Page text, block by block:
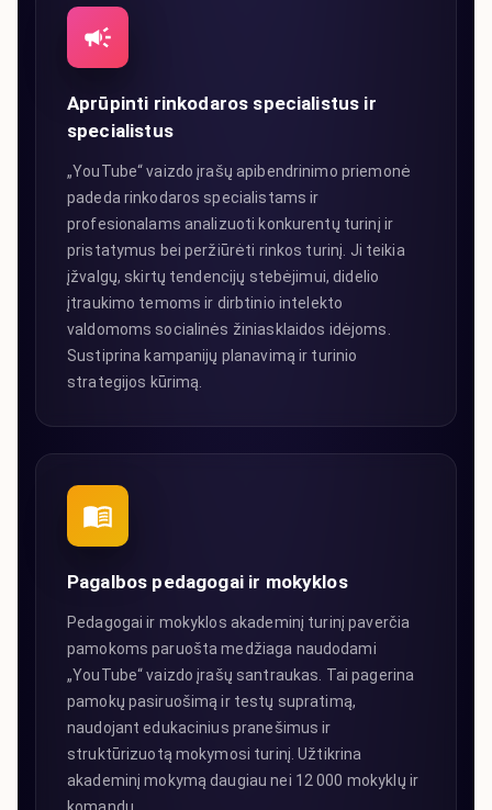
Aprūpinti rinkodaros specialistus ir
specialistus
„YouTube“ vaizdo įrašų apibendrinimo priemonė
padeda rinkodaros specialistams ir
profesionalams analizuoti konkurentų turinį ir
pristatymus bei peržiūrėti rinkos turinį. Ji teikia
įžvalgų, skirtų tendencijų stebėjimui, didelio
įtraukimo temoms ir dirbtinio intelekto
valdomoms socialinės žiniasklaidos idėjoms.
Sustiprina kampanijų planavimą ir turinio
strategijos kūrimą.
Pagalbos pedagogai ir mokyklos
Pedagogai ir mokyklos akademinį turinį paverčia
pamokoms paruošta medžiaga naudodami
„YouTube“ vaizdo įrašų santraukas. Tai pagerina
pamokų pasiruošimą ir testų supratimą,
naudojant edukacinius pranešimus ir
struktūrizuotą mokymosi turinį. Užtikrina
akademinį mokymą daugiau nei 12 000 mokyklų ir